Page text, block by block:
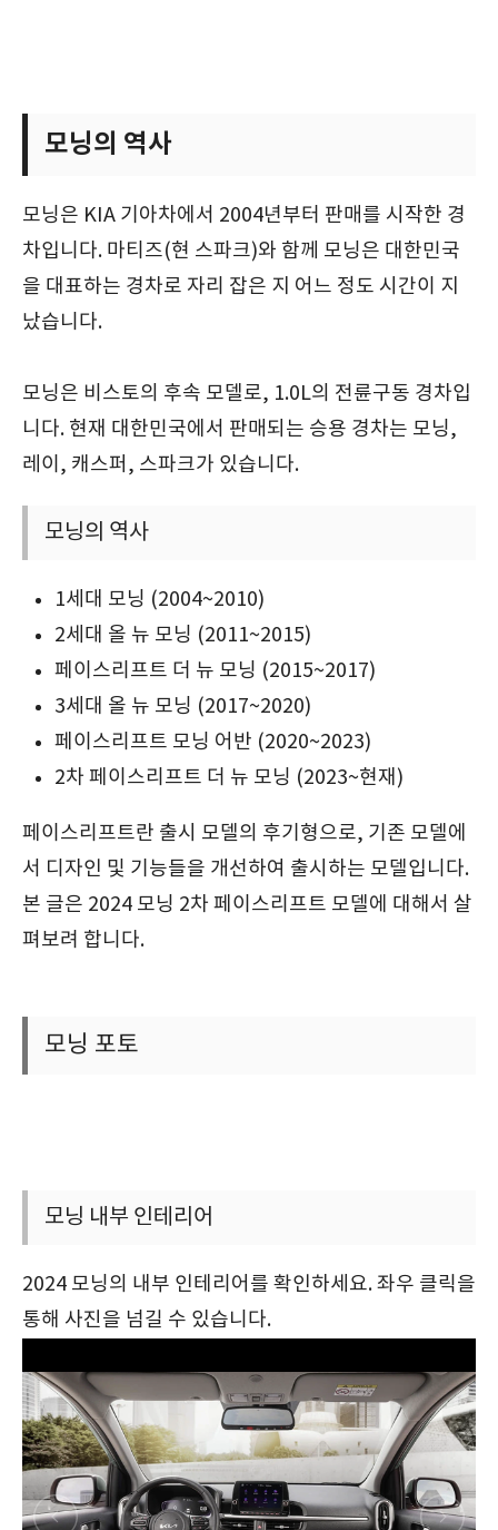
모닝의 역사
모닝은 KIA 기아차에서 2004년부터 판매를 시작한 경
차입니다. 마티즈(현 스파크)와 함께 모닝은 대한민국
을 대표하는 경차로 자리 잡은 지 어느 정도 시간이 지
났습니다.
모닝은 비스토의 후속 모델로, 1.0L의 전륜구동 경차입
니다. 현재 대한민국에서 판매되는 승용 경차는 모닝,
레이, 캐스퍼, 스파크가 있습니다.
모닝의 역사
1세대 모닝 (2004~2010)
2세대 올 뉴 모닝 (2011~2015)
페이스리프트 더 뉴 모닝 (2015~2017)
3세대 올 뉴 모닝 (2017~2020)
페이스리프트 모닝 어반 (2020~2023)
2차 페이스리프트 더 뉴 모닝 (2023~현재)
페이스리프트란 출시 모델의 후기형으로, 기존 모델에
서 디자인 및 기능들을 개선하여 출시하는 모델입니다.
본 글은 2024 모닝 2차 페이스리프트 모델에 대해서 살
펴보려 합니다.
모닝 포토
모닝 내부 인테리어
2024 모닝의 내부 인테리어를 확인하세요. 좌우 클릭을
통해 사진을 넘길 수 있습니다.